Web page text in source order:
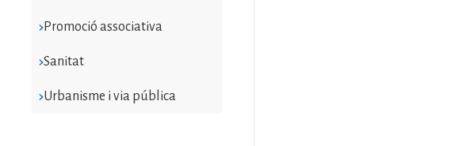
Promoció associativa
Sanitat
Urbanisme i via pública